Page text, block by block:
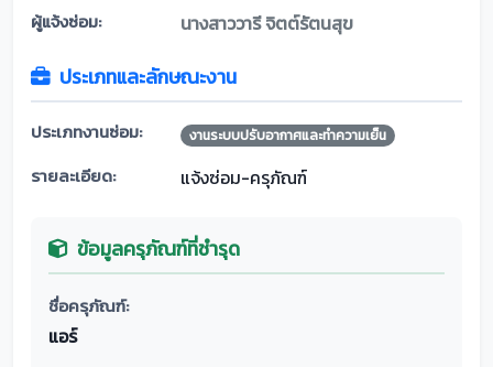
ผู้แจ้งซ่อม: นางสาววารี จิตต์รัตนสุข
ประเภทและลักษณะงาน
ประเภทงานซ่อม: งานระบบปรับอากาศและทำความเย็น
รายละเอียด: แจ้งซ่อม-ครุภัณฑ์
ข้อมูลครุภัณฑ์ที่ชำรุด
ชื่อครุภัณฑ์:
แอร์